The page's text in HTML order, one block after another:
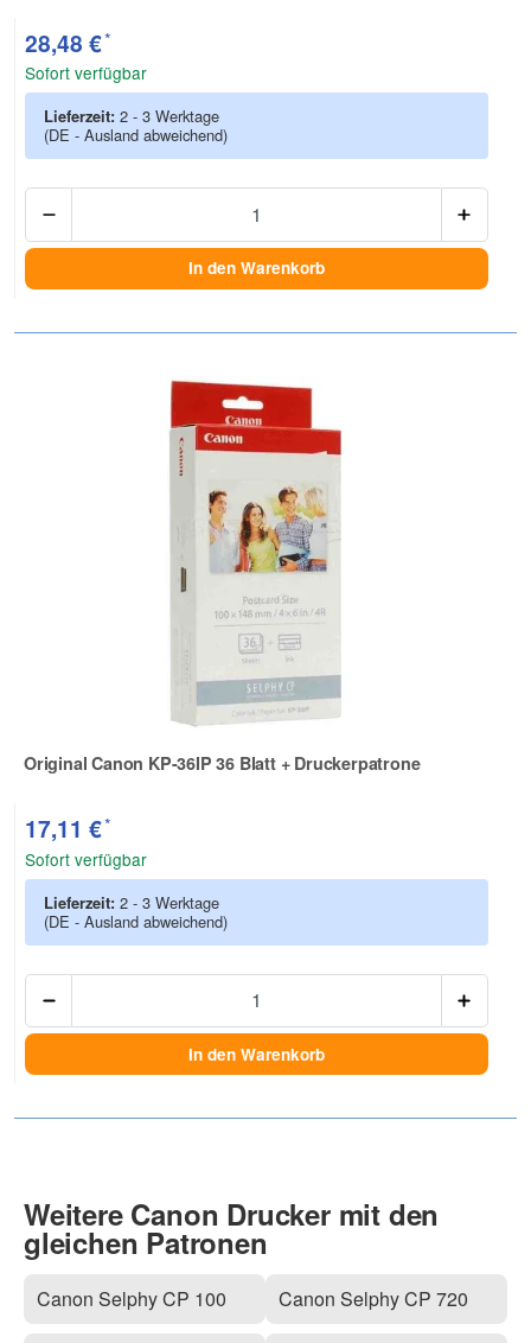
28,48 €*
Sofort verfügbar
Lieferzeit: 2 - 3 Werktage
(DE - Ausland abweichend)
In den Warenkorb
Original Canon KP-36IP 36 Blatt + Druckerpatrone
Zur Artikelbewertung
17,11 €*
Sofort verfügbar
Lieferzeit: 2 - 3 Werktage
(DE - Ausland abweichend)
In den Warenkorb
Weitere Canon Drucker mit den
gleichen Patronen
Canon Selphy CP 100 Canon Selphy CP 720